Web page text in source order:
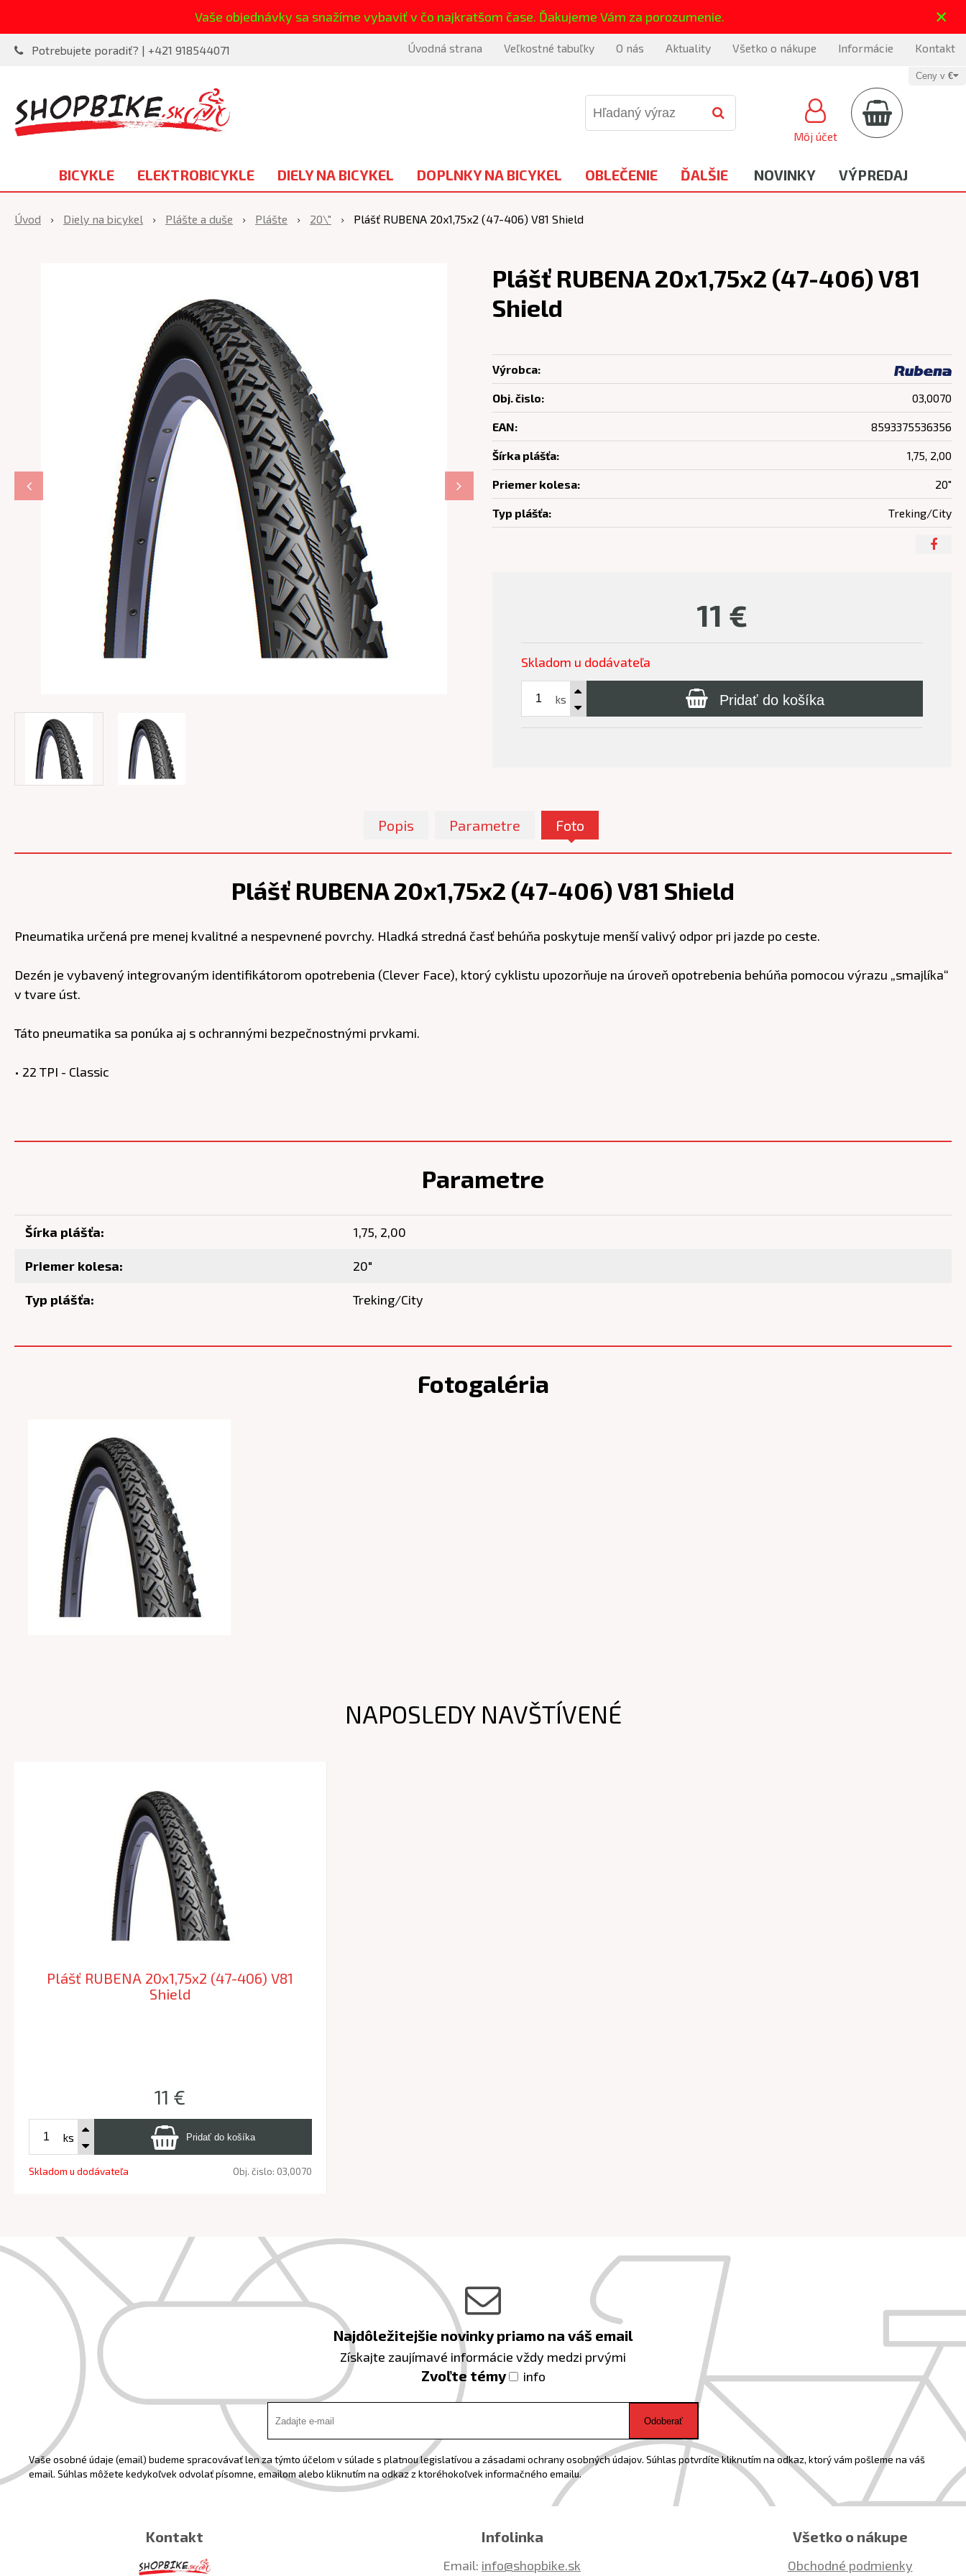
Vaše objednávky sa snažíme vybaviť v čo najkratšom čase. Ďakujeme Vám za porozumenie. ×
Potrebujete poradiť? | +421 918544071 Úvodná strana Veľkostné tabuľky O nás Aktuality Všetko o nákupe Informácie Kontakt
Môj účet
Ceny v €
BICYKLE ELEKTROBICYKLE DIELY NA BICYKEL DOPLNKY NA BICYKEL OBLEČENIE ĎALŠIE NOVINKY VÝPREDAJ
Úvod Diely na bicykel Plášte a duše Plášte 20\" Plášť RUBENA 20x1,75x2 (47-406) V81 Shield
Plášť RUBENA 20x1,75x2 (47-406) V81
Shield
11 €
Skladom u dodávateľa
ks Pridať do košíka
Výrobca:
Obj. čislo: 03,0070
EAN: 8593375536356
Šírka plášťa: 1,75, 2,00
Priemer kolesa: 20"
Typ plášťa: Treking/City
Popis Parametre Foto
Plášť RUBENA 20x1,75x2 (47-406) V81 Shield
Pneumatika určená pre menej kvalitné a nespevnené povrchy. Hladká stredná časť behúňa poskytuje menší valivý odpor pri jazde po ceste.
Dezén je vybavený integrovaným identifikátorom opotrebenia (Clever Face), ktorý cyklistu upozorňuje na úroveň opotrebenia behúňa pomocou výrazu „smajlíka“
v tvare úst.
Táto pneumatika sa ponúka aj s ochrannými bezpečnostnými prvkami.
• 22 TPI - Classic
Parametre
Šírka plášťa: 1,75, 2,00
Priemer kolesa: 20"
Typ plášťa: Treking/City
Fotogaléria
NAPOSLEDY NAVŠTÍVENÉ
Plášť RUBENA 20x1,75x2 (47-406) V81
Shield
11 €
ks
Skladom u dodávateľa Obj. čislo: 03,0070
Najdôležitejšie novinky priamo na váš email
Získajte zaujímavé informácie vždy medzi prvými
Zvoľte témy info
Odoberať
Vaše osobné údaje (email) budeme spracovávať len za týmto účelom v súlade s platnou legislatívou a zásadami ochrany osobných údajov. Súhlas potvrdíte kliknutím na odkaz, ktorý vám pošleme na váš
email. Súhlas môžete kedykoľvek odvolať písomne, emailom alebo kliknutím na odkaz z ktoréhokoľvek informačného emailu.
Kontakt Infolinka
Email: info@shopbike.sk
Všetko o nákupe
Obchodné podmienky